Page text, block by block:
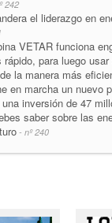
242
el liderazgo en
VETAR funciona
para luego
la manera más
en marcha un nuevo
inversión de 47
saber sobre las
- nº 240